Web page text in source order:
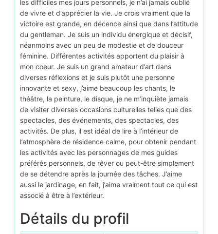
les difficiles mes jours personnels, je n’ai jamais oublié
de vivre et d’apprécier la vie. Je crois vraiment que la
victoire est grande, en décence ainsi que dans l’attitude
du gentleman. Je suis un individu énergique et décisif,
néanmoins avec un peu de modestie et de douceur
féminine. Différentes activités apportent du plaisir à
mon coeur. Je suis un grand amateur d’art dans
diverses réflexions et je suis plutôt une personne
innovante et sexy, j’aime beaucoup les chants, le
théâtre, la peinture, le disque, je ne m’inquiète jamais
de visiter diverses occasions culturelles telles que des
spectacles, des événements, des spectacles, des
activités. De plus, il est idéal de lire à l’intérieur de
l’atmosphère de résidence calme, pour obtenir pendant
les activités avec les personnages de mes guides
préférés personnels, de rêver ou peut-être simplement
de se détendre après la journée des tâches. J’aime
aussi le jardinage, en fait, j’aime vraiment tout ce qui est
associé à être à l’extérieur.
Détails du profil